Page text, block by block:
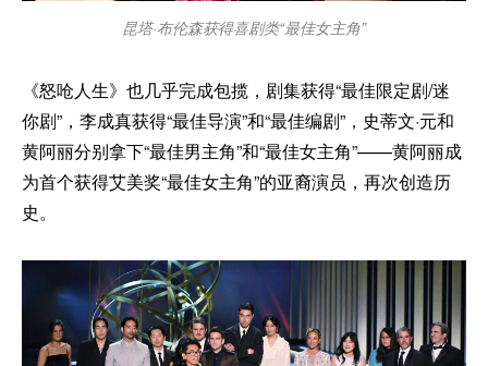
昆塔·布伦森获得喜剧类“最佳女主角”
《怒呛人生》也几乎完成包揽，剧集获得“最佳限定剧/迷
你剧”，李成真获得“最佳导演”和“最佳编剧”，史蒂文·元和
黄阿丽分别拿下“最佳男主角”和“最佳女主角”——黄阿丽成
为首个获得艾美奖“最佳女主角”的亚裔演员，再次创造历
史。